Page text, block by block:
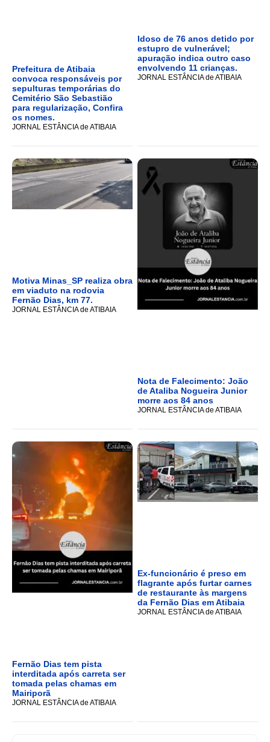
Prefeitura de Atibaia
convoca responsáveis por
sepulturas temporárias do
Cemitério São Sebastião
para regularização, Confira
os nomes.
JORNAL ESTÂNCIA de ATIBAIA
Idoso de 76 anos detido por
estupro de vulnerável;
apuração indica outro caso
envolvendo 11 crianças.
JORNAL ESTÂNCIA de ATIBAIA
Motiva Minas_SP realiza obra
em viaduto na rodovia
Fernão Dias, km 77.
JORNAL ESTÂNCIA de ATIBAIA
Nota de Falecimento: João
de Ataliba Nogueira Junior
morre aos 84 anos
JORNAL ESTÂNCIA de ATIBAIA
Fernão Dias tem pista
interditada após carreta ser
tomada pelas chamas em
Mairiporã
JORNAL ESTÂNCIA de ATIBAIA
Ex-funcionário é preso em
flagrante após furtar carnes
de restaurante às margens
da Fernão Dias em Atibaia
JORNAL ESTÂNCIA de ATIBAIA